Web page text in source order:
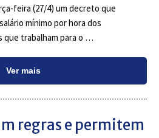
feira (27/4) um decreto que
mínimo por hora dos
que trabalham para o …
Ver mais
regras e permitem